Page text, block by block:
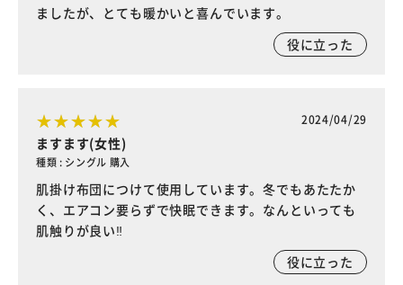
ましたが、とても暖かいと喜んでいます。
役に立った
2024/04/29
ますます(女性)
種類 : シングル 購入
肌掛け布団につけて使用しています。冬でもあたたか
く、エアコン要らずで快眠できます。なんといっても
肌触りが良い‼︎
役に立った